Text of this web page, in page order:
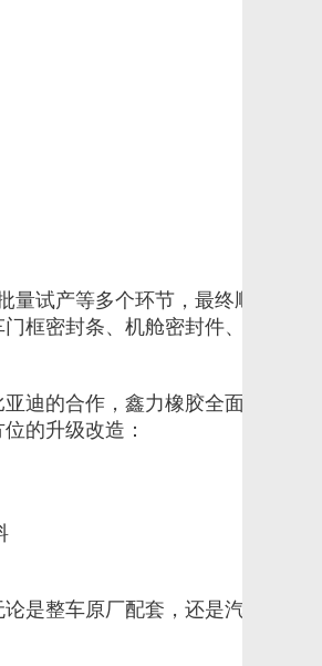
试产等多个环节，最终顺利通过
框密封条、机舱密封件、车身发
迪的合作，鑫力橡胶全面吸收了
的升级改造：
是整车原厂配套，还是汽配售后